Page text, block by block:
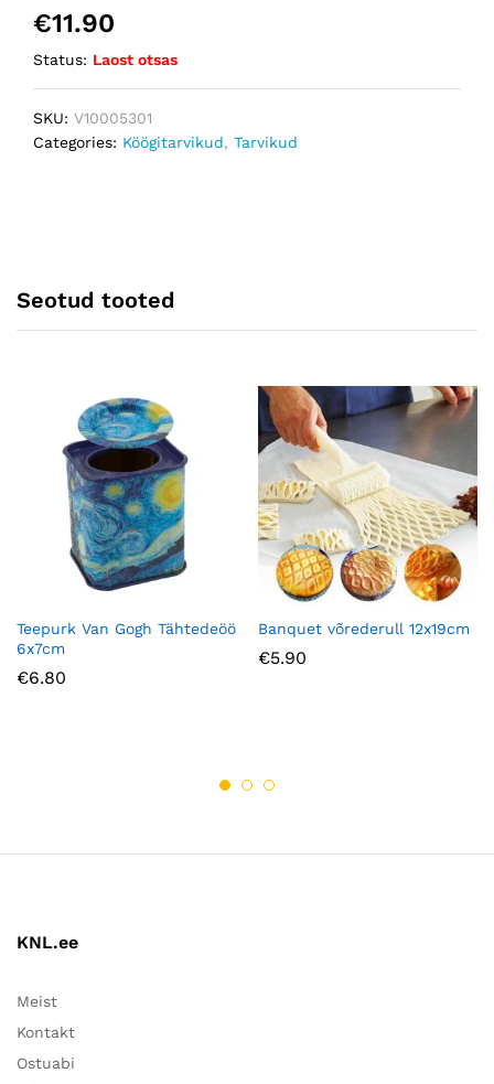
€11.90
Status: Laost otsas
SKU: V10005301
Categories: Köögitarvikud, Tarvikud
Seotud tooted
Teepurk Van Gogh Tähtedeöö
6x7cm
€6.80
Banquet võrederull 12x19cm
€5.90
KNL.ee
Meist
Kontakt
Ostuabi